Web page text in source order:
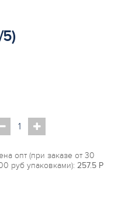
опт (при заказе от 30
руб упаковками): 257.5 P